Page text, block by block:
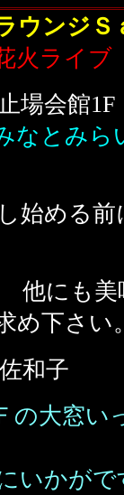
ウンジＳ
火ライブ
場会館1F
なとみら
める前
にも美
め下さい
和子
の大窓い
いかがで